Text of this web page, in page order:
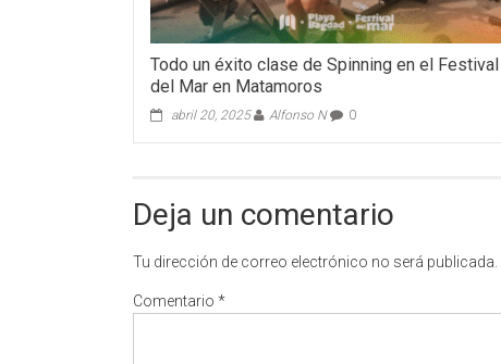
Todo un éxito clase de Spinning en el Festival
del Mar en Matamoros
abril 20, 2025 Alfonso N 0
Deja un comentario
Tu dirección de correo electrónico no será publicada.
Comentario *